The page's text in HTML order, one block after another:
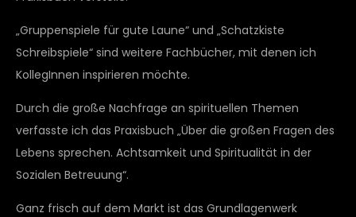
„Gruppenspiele für gute Laune“ und „Schatzkiste
Schreibspiele“ sind weitere Fachbücher, mit denen ich
KollegInnen inspirieren möchte.
Durch die große Nachfrage an spirituellen Themen
verfasste ich das Praxisbuch „Über die großen Fragen des
Lebens sprechen. Achtsamkeit und Spiritualität in der
Sozialen Betreuung“.
Ganz frisch auf dem Markt ist das Grundlagenwerk